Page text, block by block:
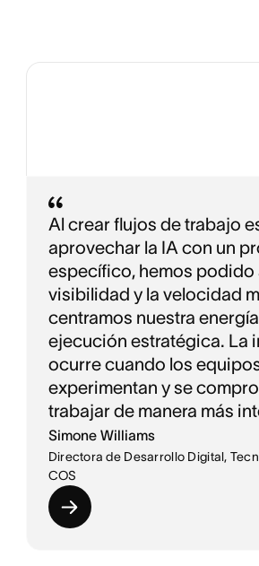
Al crear flujos de trabajo
aprovechar la IA con un
específico, hemos podido
visibilidad y la velocidad
centramos nuestra
ejecución estratégica. La
ocurre cuando los
experimentan y se
trabajar de manera más
Simone Williams
Directora de Desarrollo Digital,
COS